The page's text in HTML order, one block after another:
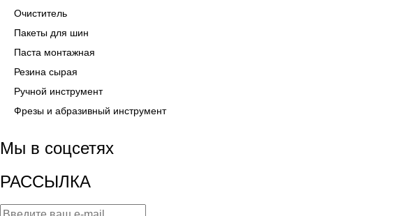
Очиститель
Пакеты для шин
Паста монтажная
Резина сырая
Ручной инструмент
Фрезы и абразивный инструмент
Мы в соцсетях
РАССЫЛКА